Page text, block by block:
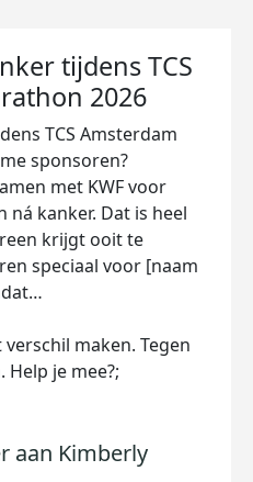
tijdens TCS
2026
TCS Amsterdam
sponsoren?
met KWF voor
ná kanker. Dat is heel
krijgt ooit te
speciaal voor [naam
maken. Tegen
Help je mee?;
aan Kimberly